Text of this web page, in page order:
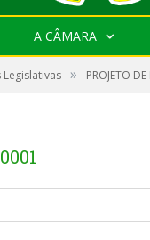
A CÂMARA
» PROJETO